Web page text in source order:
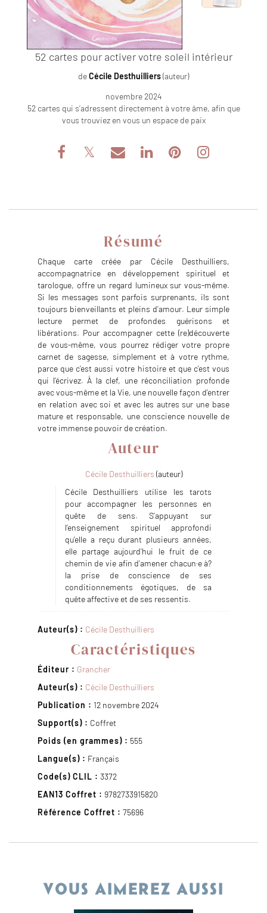
52 cartes pour activer votre soleil intérieur
deCécile Desthuilliers(auteur)
novembre 2024
52 cartes qui s’adressent directement à votre âme, afin que
vous trouviez en vous un espace de paix
Résumé
Chaque carte créée par Cécile Desthuilliers,
accompagnatrice en développement spirituel et
tarologue, offre un regard lumineux sur vous-même.
Si les messages sont parfois surprenants, ils sont
toujours bienveillants et pleins d’amour. Leur simple
lecture permet de profondes guérisons et
libérations. Pour accompagner cette (re)découverte
de vous-même, vous pourrez rédiger votre propre
carnet de sagesse, simplement et à votre rythme,
parce que c’est aussi votre histoire et que c’est vous
qui l’écrivez. À la clef, une réconciliation profonde
avec vous-même et la Vie, une nouvelle façon d’entrer
en relation avec soi et avec les autres sur une base
mature et responsable, une conscience nouvelle de
votre immense pouvoir de création.
Auteur
Cécile Desthuilliers (auteur)
Cécile Desthuilliers utilise les tarots
pour accompagner les personnes en
quête de sens. S’appuyant sur
l’enseignement spirituel approfondi
qu’elle a reçu durant plusieurs années,
elle partage aujourd’hui le fruit de ce
chemin de vie afin d’amener chacun·e à?
la prise de conscience de ses
conditionnements égotiques, de sa
quête affective et de ses ressentis.
Auteur(s) : Cécile Desthuilliers
Caractéristiques
Éditeur : Grancher
Auteur(s) : Cécile Desthuilliers
Publication : 12 novembre 2024
Support(s) : Coffret
Poids (en grammes) : 555
Langue(s) : Français
Code(s) CLIL : 3372
EAN13 Coffret : 9782733915820
Référence Coffret : 75696
VOUS AIMEREZ AUSSI